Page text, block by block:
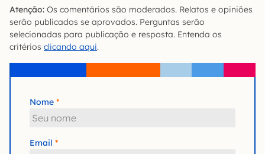
Atenção: Os comentários são moderados. Relatos e opiniões
serão publicados se aprovados. Perguntas serão
selecionadas para publicação e resposta. Entenda os
critérios clicando aqui.
Nome
Email